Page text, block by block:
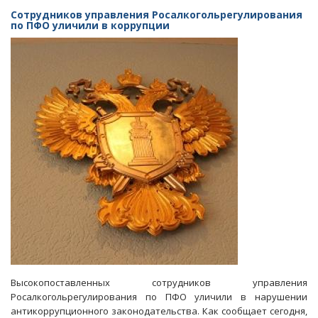
в
два
число
уголовных
дел
о
воспрепятствовании
бизнесу
Сотрудников управления Росалкогольрегулирования
по ПФО уличили в коррупции
Высокопоставленных сотрудников управления
Росалкогольрегулирования по ПФО уличили в нарушении
антикоррупционного законодательства. Как сообщает сегодня,